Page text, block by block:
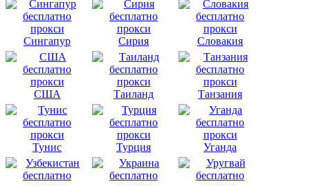
Сингапур Сирия Словакия
США Таиланд Танзания
Тунис Турция Уганда